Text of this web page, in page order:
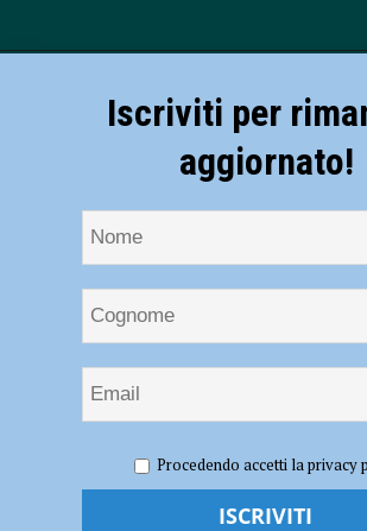
2022 un utile netto di 20,6 milioni di euro: crescita
Aumentano soci e clienti
Iscriviti per
aggiornato!
Procedendo accetti la privacy